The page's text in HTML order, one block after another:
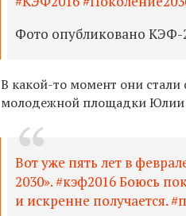
Фото опубликовано КЭФ-
В какой-то момент они
молодежной площадки
Вот уже пять лет в
2030». #кэф2016 Боюсь
и искренне получается.